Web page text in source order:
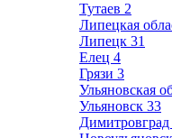
Тутаев 2
Липецкая
Липецк 31
Елец 4
Грязи 3
Ульяновская
Ульяновск 33
Димитровград